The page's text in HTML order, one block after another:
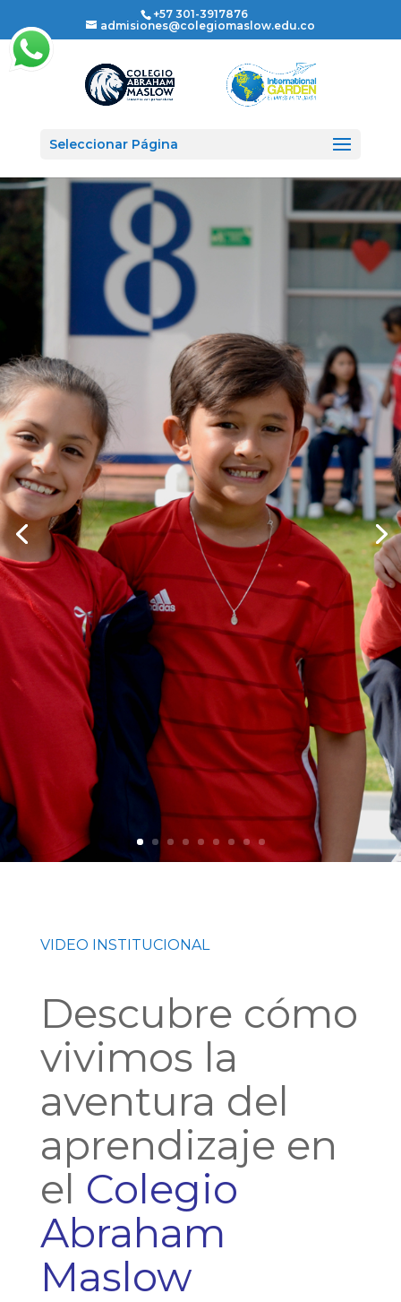
+57 301-3917876
admisiones@colegiomaslow.edu.co
Seleccionar Página
VIDEO INSTITUCIONAL
Descubre cómo
vivimos la
aventura del
aprendizaje en
el Colegio
Abraham
Maslow